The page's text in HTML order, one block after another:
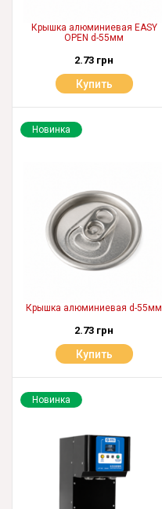
Крышка алюминиевая EASY
OPEN d-55мм
2.73 грн
Купить
Новинка
Крышка алюминиевая d-55мм
2.73 грн
Купить
Новинка